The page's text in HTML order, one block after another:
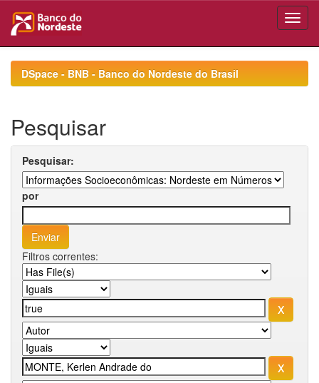
navigationDSpace - BNB - Banco do Nordeste do Brasil
Pesquisar
Pesquisar:
por
Filtros correntes: